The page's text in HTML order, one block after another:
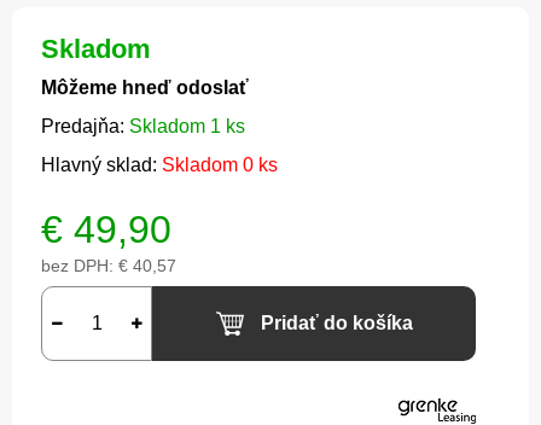
Skladom
Môžeme hneď odoslať
Predajňa: Skladom 1 ks
Hlavný sklad: Skladom 0 ks
€ 49,90
bez DPH: € 40,57
Pridať do košíka